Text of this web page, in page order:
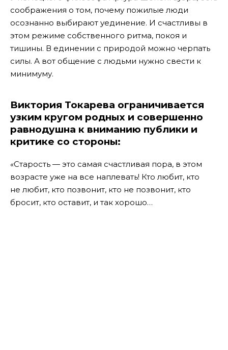
соображения о том, почему пожилые люди
осознанно выбирают уединение. И счастливы в
этом режиме собственного ритма, покоя и
тишины. В единении с природой можно черпать
силы. А вот общение с людьми нужно свести к
минимуму.
Виктория Токарева ограничивается
узким кругом родных и совершенно
равнодушна к вниманию публики и
критике со стороны:
«Старость — это самая счастливая пора, в этом
возрасте уже на все наплевать! Кто любит, кто
не любит, кто позвонит, кто не позвонит, кто
бросит, кто оставит, и так хорошо…